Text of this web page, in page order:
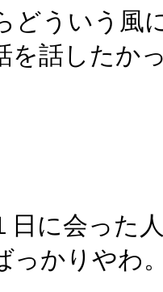
どういう風
を話したか
に会った
っかりやわ